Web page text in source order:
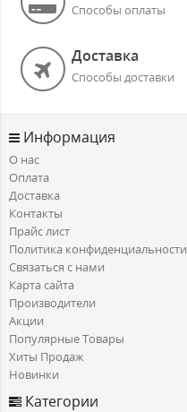
Способы оплаты
Доставка
Способы доставки
Информация
О нас
Оплата
Доставка
Контакты
Прайс лист
Политика конфиденциальности
Связаться с нами
Карта сайта
Производители
Акции
Популярные Товары
Хиты Продаж
Новинки
Категории